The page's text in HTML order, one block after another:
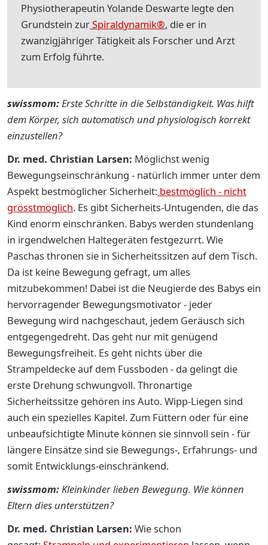
Physiotherapeutin Yolande Deswarte legte den
Grundstein zurSpiraldynamik®, die er in
zwanzigjähriger Tätigkeit als Forscher und Arzt
zum Erfolg führte.
swissmom:Erste Schritte in die Selbständigkeit. Was hilft
dem Körper, sich automatisch und physiologisch korrekt
einzustellen?
Dr. med. Christian Larsen: Möglichst wenig
Bewegungseinschränkung - natürlich immer unter dem
Aspekt bestmöglicher Sicherheit: bestmöglich - nicht
grösstmöglich. Es gibt Sicherheits-Untugenden, die das
Kind enorm einschränken. Babys werden stundenlang
in irgendwelchen Haltegeräten festgezurrt. Wie
Paschas thronen sie in Sicherheitssitzen auf dem Tisch.
Da ist keine Bewegung gefragt, um alles
mitzubekommen! Dabei ist die Neugierde des Babys ein
hervorragender Bewegungsmotivator - jeder
Bewegung wird nachgeschaut, jedem Geräusch sich
entgegengedreht. Das geht nur mit genügend
Bewegungsfreiheit. Es geht nichts über die
Strampeldecke auf dem Fussboden - da gelingt die
erste Drehung schwungvoll. Thronartige
Sicherheitssitze gehören ins Auto. Wipp-Liegen sind
auch ein spezielles Kapitel. Zum Füttern oder für eine
unbeaufsichtigte Minute können sie sinnvoll sein - für
längere Einsätze sind sie Bewegungs-, Erfahrungs- und
somit Entwicklungs-einschränkend.
swissmom:Kleinkinder lieben Bewegung. Wie können
Eltern dies unterstützen?
Dr. med. Christian Larsen: Wie schon